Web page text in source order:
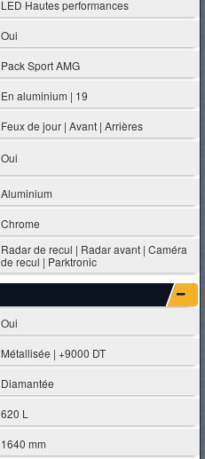
LED Hautes performances
Oui
Pack Sport AMG
En aluminium | 19
Feux de jour | Avant | Arrières
Oui
Aluminium
Chrome
Radar de recul | Radar avant | Caméra
de recul | Parktronic
Oui
Métallisée | +9000 DT
Diamantée
620 L
1640 mm